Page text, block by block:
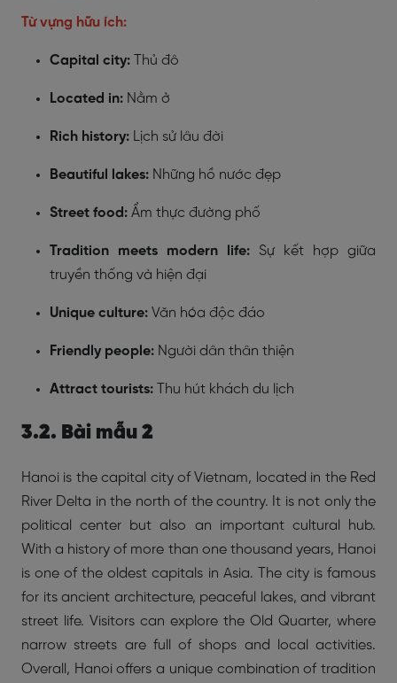
Từ vựng hữu ích:
Capital city: Thủ đô
Located in: Nằm ở
Rich history: Lịch sử lâu đời
Beautiful lakes: Những hồ nước đẹp
Street food: Ẩm thực đường phố
Tradition meets modern life: Sự kết hợp giữa
truyền thống và hiện đại
Unique culture: Văn hóa độc đáo
Friendly people: Người dân thân thiện
Attract tourists: Thu hút khách du lịch
3.2. Bài mẫu 2
Hanoi is the capital city of Vietnam, located in the Red
River Delta in the north of the country. It is not only the
political center but also an important cultural hub.
With a history of more than one thousand years, Hanoi
is one of the oldest capitals in Asia. The city is famous
for its ancient architecture, peaceful lakes, and vibrant
street life. Visitors can explore the Old Quarter, where
narrow streets are full of shops and local activities.
Overall, Hanoi offers a unique combination of tradition